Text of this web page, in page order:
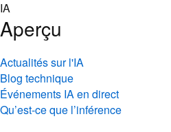
Skip
to
content
IA
Aperçu
Actualités sur l'IA
Blog technique
Événements IA en direct
Qu’est-ce que l’inférence